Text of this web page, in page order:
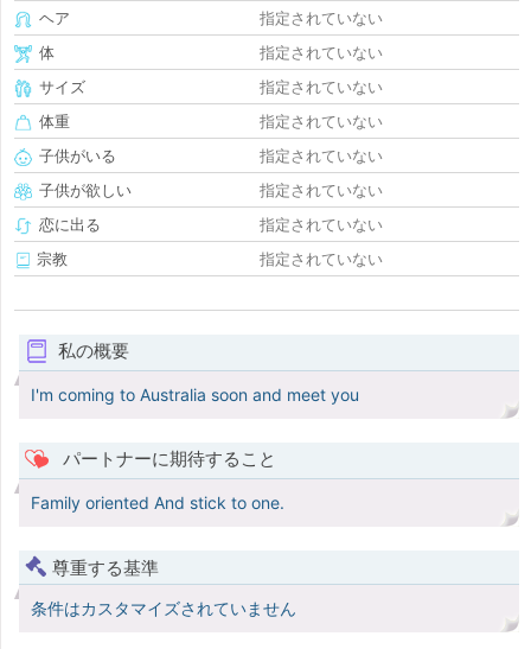
ヘア
指定されていない
体
指定されていない
サイズ
指定されていない
体重
指定されていない
子供がいる
指定されていない
子供が欲しい
指定されていない
恋に出る
指定されていない
宗教
指定されていない
私の概要
I'm coming to Australia soon and meet you
パートナーに期待すること
Family oriented And stick to one.
尊重する基準
条件はカスタマイズされていません